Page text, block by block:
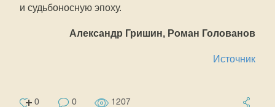
и судьбоносную эпоху.
Александр Гришин, Роман Голованов
Источник
0 0 1207